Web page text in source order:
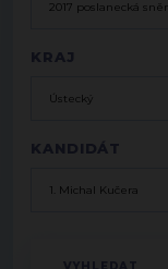
KRAJ
KANDIDÁT